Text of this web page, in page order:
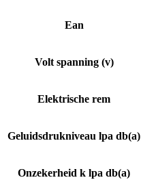
Ean
Volt spanning (v)
Elektrische rem
Geluidsdrukniveau lpa db(a)
Onzekerheid k lpa db(a)